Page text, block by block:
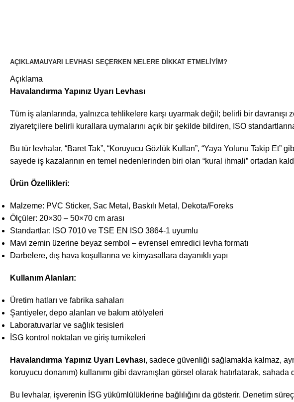
AÇIKLAMAUYARI LEVHASI SEÇERKEN NELERE DIKKAT ETMELIYIM?
Açıklama
Havalandırma Yapınız Uyarı Levhası
Tüm iş alanlarında, yalnızca tehlikelere karşı uyarmak değil; belirli bir davranışı
ziyaretçilere belirli kurallara uymalarını açık bir şekilde bildiren, ISO
Bu tür levhalar, “Baret Tak”, “Koruyucu Gözlük Kullan”, “Yaya Yolunu Takip
sayede iş kazalarının en temel nedenlerinden biri olan “kural ihmali” ortadan
Ürün Özellikleri:
Malzeme: PVC Sticker, Sac Metal, Baskılı Metal, Dekota/Foreks
Ölçüler: 20×30 – 50×70 cm arası
Standartlar: ISO 7010 ve TSE EN ISO 3864-1 uyumlu
Mavi zemin üzerine beyaz sembol – evrensel emredici levha formatı
Darbelere, dış hava koşullarına ve kimyasallara dayanıklı yapı
Kullanım Alanları:
Üretim hatları ve fabrika sahaları
Şantiyeler, depo alanları ve bakım atölyeleri
Laboratuvarlar ve sağlık tesisleri
İSG kontrol noktaları ve giriş turnikeleri
Havalandırma Yapınız Uyarı Levhası, sadece güvenliği sağlamakla kalmaz,
koruyucu donanım) kullanımı gibi davranışları görsel olarak hatırlatarak,
Bu levhalar, işverenin İSG yükümlülüklerine bağlılığını da gösterir. Denetim